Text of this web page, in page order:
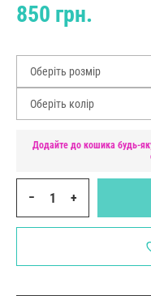
850 грн.
Оберіть розмір
Оберіть колір
Додайте до кошика будь-
− +